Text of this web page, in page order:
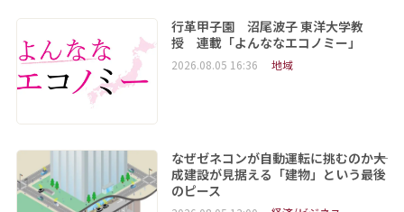
行革甲子園 沼尾波子 東洋大学教
授 連載「よんななエコノミー」
2026.08.05 16:36 地域
なぜゼネコンが自動運転に挑むのか――大
成建設が見据える「建物」という最後
のピース